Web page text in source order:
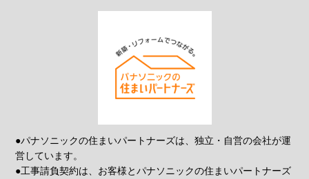
●パナソニックの住まいパートナーズは、独立・自営の会社が運
営しています。
●工事請負契約は、お客様とパナソニックの住まいパートナーズ